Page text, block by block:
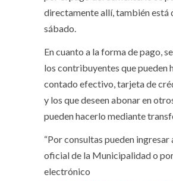
directamente allí, también está
sábado.
En cuanto a la forma de pago,
los contribuyentes que pueden
contado efectivo, tarjeta de
y los que deseen abonar en
pueden hacerlo mediante
“Por consultas pueden ingresar
oficial de la Municipalidad o
electrónico